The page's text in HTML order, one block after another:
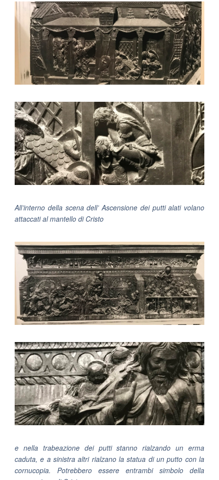
All’interno della scena dell’ Ascensione dei putti alati volano
attaccati al mantello di Cristo
e nella trabeazione dei putti stanno rialzando un erma
caduta, e a sinistra altri rialzano la statua di un putto con la
cornucopia. Potrebbero essere entrambi simbolo della